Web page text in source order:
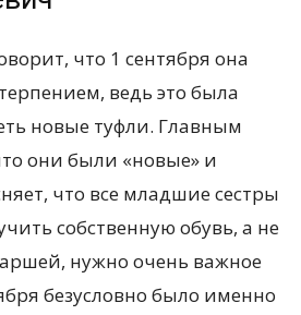
что 1 сентября она
ведь это была
новые туфли. Главным
они были «новые» и
что все младшие сестры
собственную обувь, а не
нужно очень важное
безусловно было именно